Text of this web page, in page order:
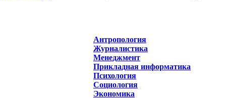
Антропология
Журналистика
Менеджмент
Прикладная информатика
Психология
Социология
Экономика